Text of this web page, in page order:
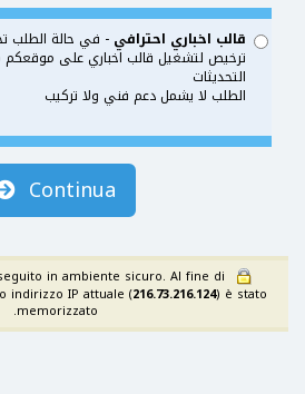
قالب اخباري احترافي - في حالة الطلب
ترخيص لتشغيل قالب اخباري على موقعكم
التحديثات
الطلب لا يشمل دعم فني ولا تركيب
Continua
in ambiente sicuro. Al fine di
indirizzo IP attuale (216.73.216.124) è stato
memorizzato.